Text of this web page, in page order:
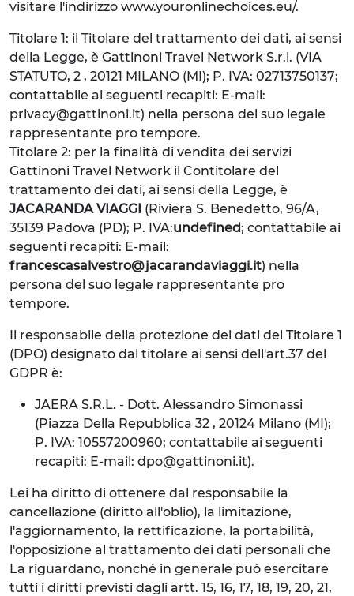
visitare l'indirizzo www.youronlinechoices.eu/.
Titolare 1: il Titolare del trattamento dei dati, ai sensi
della Legge, è Gattinoni Travel Network S.r.l. (VIA
STATUTO, 2 , 20121 MILANO (MI); P. IVA: 02713750137;
contattabile ai seguenti recapiti: E-mail:
privacy@gattinoni.it) nella persona del suo legale
rappresentante pro tempore.
Titolare 2: per la finalità di vendita dei servizi
Gattinoni Travel Network il Contitolare del
trattamento dei dati, ai sensi della Legge, è
JACARANDA VIAGGI (Riviera S. Benedetto, 96/A,
35139 Padova (PD); P. IVA:undefined; contattabile ai
seguenti recapiti: E-mail:
francescasalvestro@jacarandaviaggi.it) nella
persona del suo legale rappresentante pro
tempore.
Il responsabile della protezione dei dati del Titolare 1
(DPO) designato dal titolare ai sensi dell'art.37 del
GDPR è:
JAERA S.R.L. - Dott. Alessandro Simonassi
(Piazza Della Repubblica 32 , 20124 Milano (MI);
P. IVA: 10557200960; contattabile ai seguenti
recapiti: E-mail: dpo@gattinoni.it).
Lei ha diritto di ottenere dal responsabile la
cancellazione (diritto all'oblio), la limitazione,
l'aggiornamento, la rettificazione, la portabilità,
l'opposizione al trattamento dei dati personali che
La riguardano, nonché in generale può esercitare
tutti i diritti previsti dagli artt. 15, 16, 17, 18, 19, 20, 21,